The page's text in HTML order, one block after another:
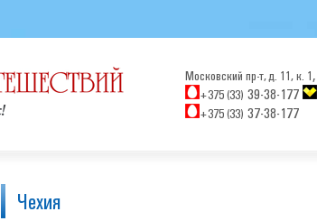
Московский пр-т, д. 11, к. 1 ,
+375 (33) 39-38-177
+375 (33) 37-38-177
Чехия